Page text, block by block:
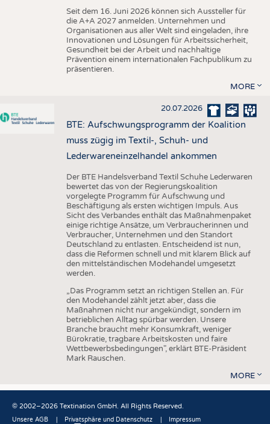
Seit dem 16. Juni 2026 können sich Aussteller für
die A+A 2027 anmelden. Unternehmen und
Organisationen aus aller Welt sind eingeladen, ihre
Innovationen und Lösungen für Arbeitssicherheit,
Gesundheit bei der Arbeit und nachhaltige
Prävention einem internationalen Fachpublikum zu
präsentieren.
MORE
20.07.2026
BTE: Aufschwungsprogramm der Koalition
muss zügig im Textil-, Schuh- und
Lederwareneinzelhandel ankommen
Der BTE Handelsverband Textil Schuhe Lederwaren
bewertet das von der Regierungskoalition
vorgelegte Programm für Aufschwung und
Beschäftigung als ersten wichtigen Impuls. Aus
Sicht des Verbandes enthält das Maßnahmenpaket
einige richtige Ansätze, um Verbraucherinnen und
Verbraucher, Unternehmen und den Standort
Deutschland zu entlasten. Entscheidend ist nun,
dass die Reformen schnell und mit klarem Blick auf
den mittelständischen Modehandel umgesetzt
werden.
„Das Programm setzt an richtigen Stellen an. Für
den Modehandel zählt jetzt aber, dass die
Maßnahmen nicht nur angekündigt, sondern im
betrieblichen Alltag spürbar werden. Unsere
Branche braucht mehr Konsumkraft, weniger
Bürokratie, tragbare Arbeitskosten und faire
Wettbewerbsbedingungen", erklärt BTE-Präsident
Mark Rauschen.
MORE
© 2002–2026 Textination GmbH. All Rights Reserved.
Unsere AGB Privatsphäre und Datenschutz Impressum